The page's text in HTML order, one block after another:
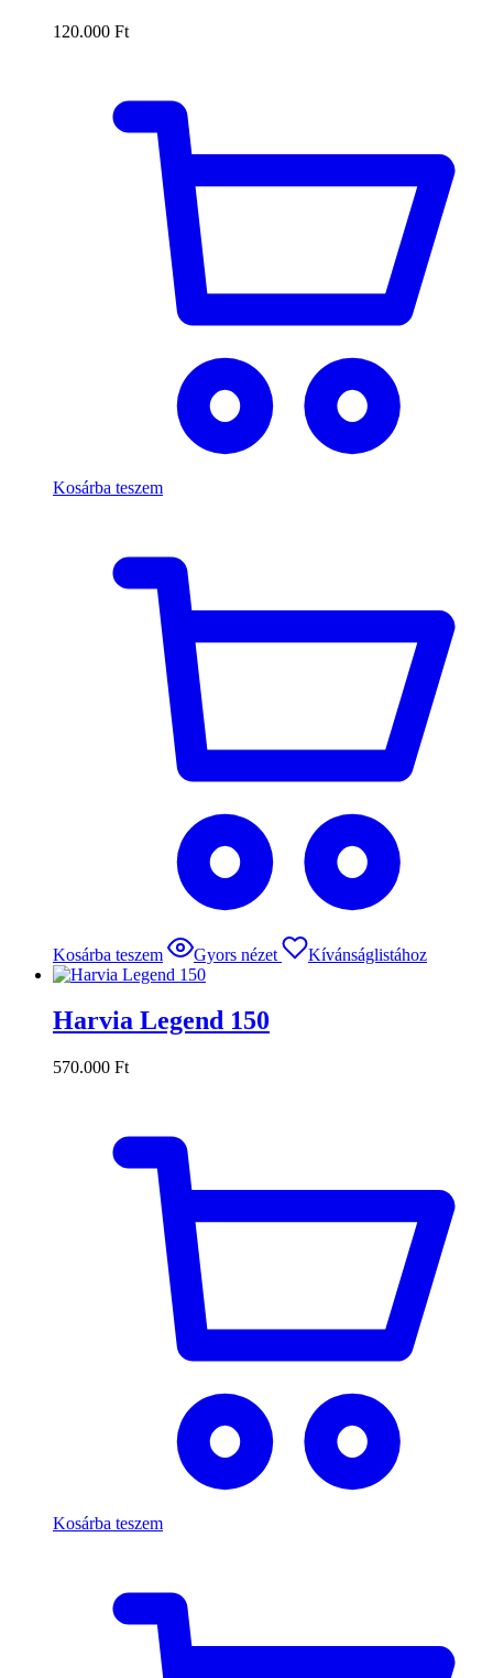
120.000 Ft
Kosárba teszem
Kosárba teszem Gyors nézet Kívánságlistához
Harvia Legend 150
570.000 Ft
Kosárba teszem